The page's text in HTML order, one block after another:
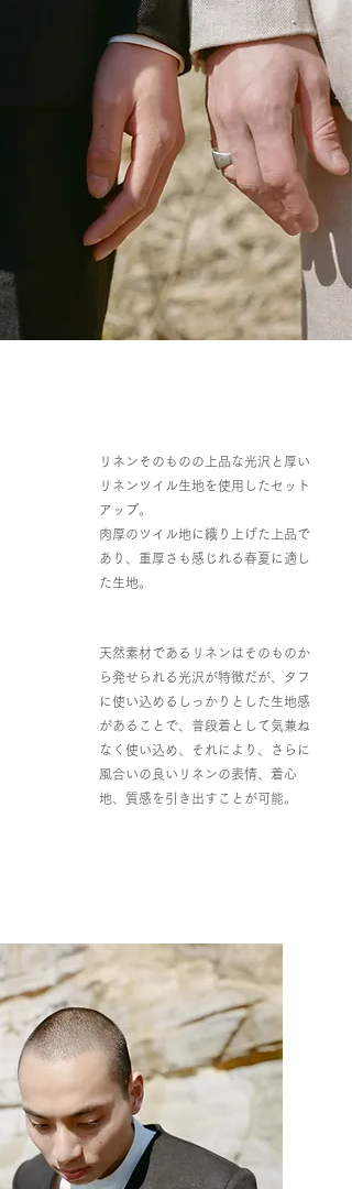
リネンそのものの上品な光沢と厚い
リネンツイル生地を使用したセット
アップ。
肉厚のツイル地に織り上げた上品で
あり、重厚さも感じれる春夏に適し
た生地。
天然素材であるリネンはそのものか
ら発せられる光沢が特徴だが、タフ
に使い込めるしっかりとした生地感
があることで、普段着として気兼ね
なく使い込め、それにより、さらに
風合いの良いリネンの表情、着心
地、質感を引き出すことが可能。